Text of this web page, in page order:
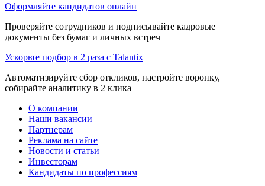
Оформляйте кандидатов онлайн
Проверяйте сотрудников и подписывайте кадровые
документы без бумаг и личных встреч
Ускорьте подбор в 2 раза с Talantix
Автоматизируйте сбор откликов, настройте воронку,
собирайте аналитику в 2 клика
О компании
Наши вакансии
Партнерам
Реклама на сайте
Новости и статьи
Инвесторам
Кандидаты по профессиям